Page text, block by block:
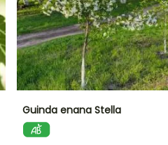
Guinda enana Stella